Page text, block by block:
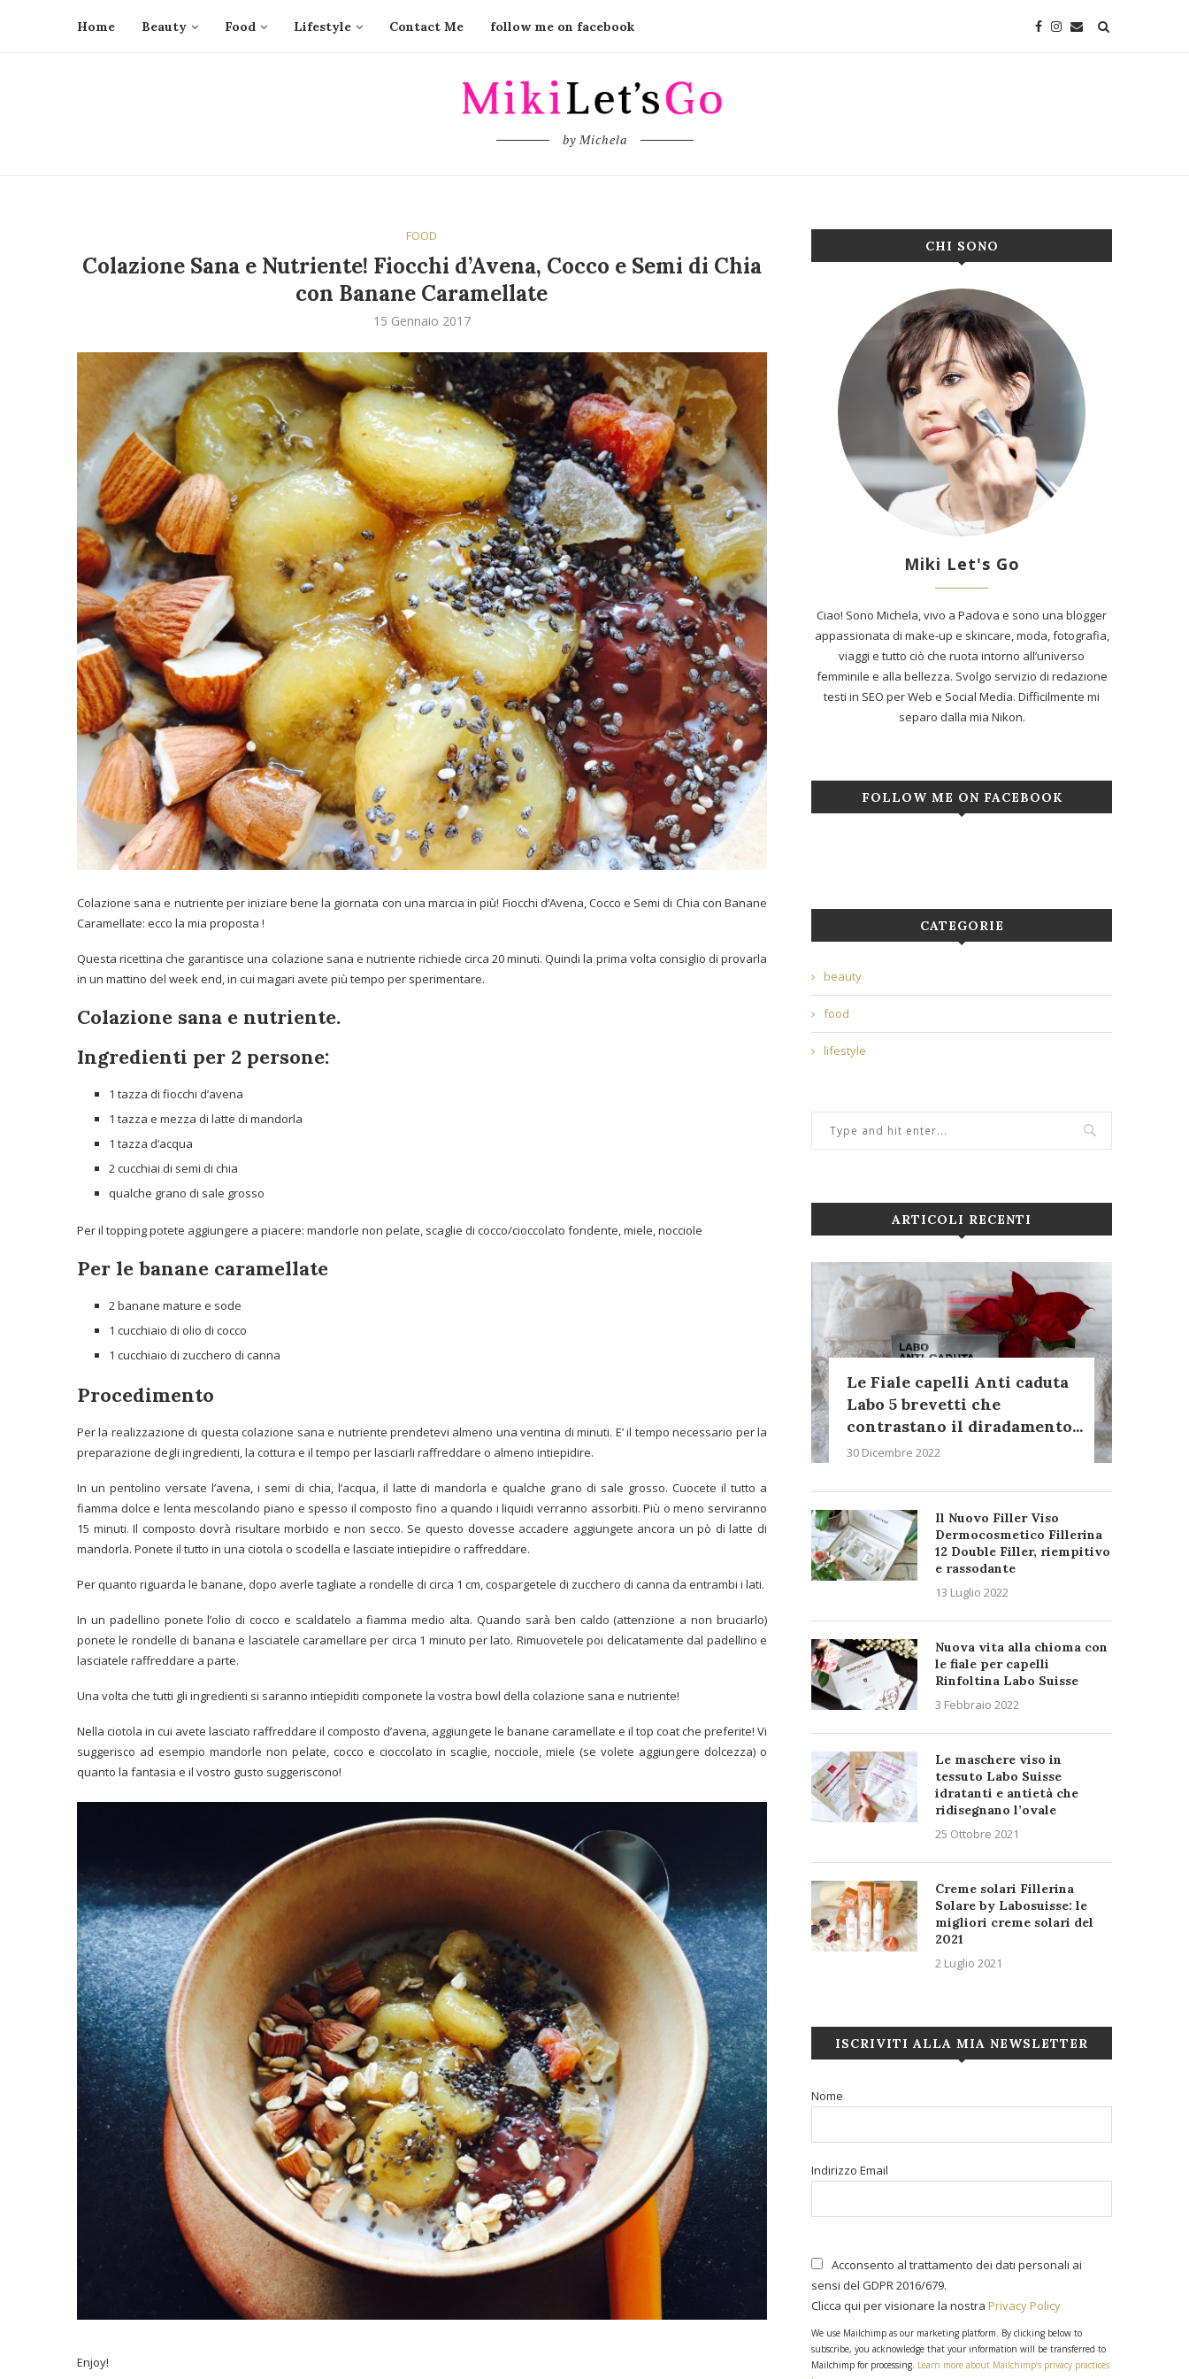
Home Beauty Food Lifestyle Contact Me follow me on facebook
by Michela
FOOD
Colazione Sana e Nutriente! Fiocchi d’Avena, Cocco e Semi di Chia
con Banane Caramellate
15 Gennaio 2017
Colazione sana e nutriente per iniziare bene la giornata con una marcia in più! Fiocchi d’Avena, Cocco e Semi di Chia con Banane
Caramellate: ecco la mia proposta !
Questa ricettina che garantisce una colazione sana e nutriente richiede circa 20 minuti. Quindi la prima volta consiglio di provarla
in un mattino del week end, in cui magari avete più tempo per sperimentare.
Colazione sana e nutriente.
Ingredienti per 2 persone:
1 tazza di fiocchi d’avena
1 tazza e mezza di latte di mandorla
1 tazza d’acqua
2 cucchiai di semi di chia
qualche grano di sale grosso
Per il topping potete aggiungere a piacere: mandorle non pelate, scaglie di cocco/cioccolato fondente, miele, nocciole
Per le banane caramellate
2 banane mature e sode
1 cucchiaio di olio di cocco
1 cucchiaio di zucchero di canna
Procedimento
Per la realizzazione di questa colazione sana e nutriente prendetevi almeno una ventina di minuti. E’ il tempo necessario per la
preparazione degli ingredienti, la cottura e il tempo per lasciarli raffreddare o almeno intiepidire.
In un pentolino versate l’avena, i semi di chia, l’acqua, il latte di mandorla e qualche grano di sale grosso. Cuocete il tutto a
fiamma dolce e lenta mescolando piano e spesso il composto fino a quando i liquidi verranno assorbiti. Più o meno serviranno
15 minuti. Il composto dovrà risultare morbido e non secco. Se questo dovesse accadere aggiungete ancora un pò di latte di
mandorla. Ponete il tutto in una ciotola o scodella e lasciate intiepidire o raffreddare.
Per quanto riguarda le banane, dopo averle tagliate a rondelle di circa 1 cm, cospargetele di zucchero di canna da entrambi i lati.
In un padellino ponete l’olio di cocco e scaldatelo a fiamma medio alta. Quando sarà ben caldo (attenzione a non bruciarlo)
ponete le rondelle di banana e lasciatele caramellare per circa 1 minuto per lato. Rimuovetele poi delicatamente dal padellino e
lasciatele raffreddare a parte.
Una volta che tutti gli ingredienti si saranno intiepiditi componete la vostra bowl della colazione sana e nutriente!
Nella ciotola in cui avete lasciato raffreddare il composto d’avena, aggiungete le banane caramellate e il top coat che preferite! Vi
suggerisco ad esempio mandorle non pelate, cocco e cioccolato in scaglie, nocciole, miele (se volete aggiungere dolcezza) o
quanto la fantasia e il vostro gusto suggeriscono!
Enjoy!
CHI SONO
Miki Let's Go
Ciao! Sono Michela, vivo a Padova e sono una blogger
appassionata di make-up e skincare, moda, fotografia,
viaggi e tutto ciò che ruota intorno all’universo
femminile e alla bellezza. Svolgo servizio di redazione
testi in SEO per Web e Social Media. Difficilmente mi
separo dalla mia Nikon.
FOLLOW ME ON FACEBOOK
CATEGORIE
beauty
food
lifestyle
ARTICOLI RECENTI
Le Fiale capelli Anti caduta
Labo 5 brevetti che
contrastano il diradamento...
30 Dicembre 2022
Il Nuovo Filler Viso
Dermocosmetico Fillerina
12 Double Filler, riempitivo
e rassodante
13 Luglio 2022
Nuova vita alla chioma con
le fiale per capelli
Rinfoltina Labo Suisse
3 Febbraio 2022
Le maschere viso in
tessuto Labo Suisse
idratanti e antietà che
ridisegnano l’ovale
25 Ottobre 2021
Creme solari Fillerina
Solare by Labosuisse: le
migliori creme solari del
2021
2 Luglio 2021
ISCRIVITI ALLA MIA NEWSLETTER
Nome
Indirizzo Email
Acconsento al trattamento dei dati personali ai
sensi del GDPR 2016/679.
Clicca qui per visionare la nostra Privacy Policy
We use Mailchimp as our marketing platform. By clicking below to
subscribe, you acknowledge that your information will be transferred to
Mailchimp for processing. Learn more about Mailchimp’s privacy practices